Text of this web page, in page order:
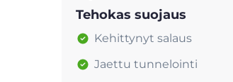
Tehokas suojaus
Kehittynyt salaus
Jaettu tunnelointi